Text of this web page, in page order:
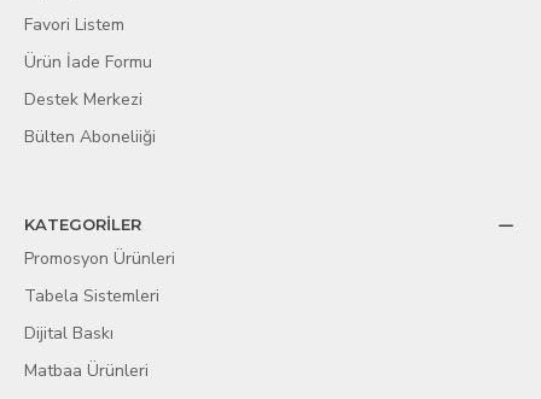
Favori Listem
Ürün İade Formu
Destek Merkezi
Bülten Aboneliiği
KATEGORİLER
Promosyon Ürünleri
Tabela Sistemleri
Dijital Baskı
Matbaa Ürünleri